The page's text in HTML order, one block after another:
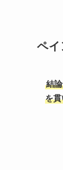
ペイ
結
を